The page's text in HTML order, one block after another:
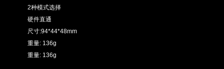
2种模式选择
硬件直通
尺寸:94*44*48mm
重量: 136g
重量: 136g